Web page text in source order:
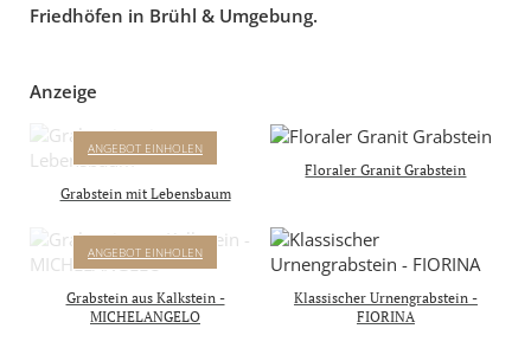
Friedhöfen in Brühl & Umgebung.
Anzeige
ANNOT
GRABSTEIN MIT
& Aufbau inkl.
4.950 €inkl. 19% MwSt
ANGEBOT EINHOLEN
Grabstein mit Lebensbaum
Floraler Granit Grabstein
MICHELANGELO
GRABSTEIN MIT RELIEF
KAPELLE
ANGEBOT EINHOLEN
Grabstein aus Kalkstein -
MICHELANGELO
Klassischer Urnengrabstein -
FIORINA